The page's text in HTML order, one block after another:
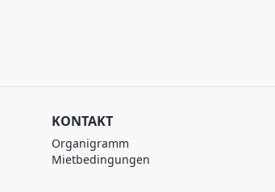
KONTAKT
Organigramm
Mietbedingungen